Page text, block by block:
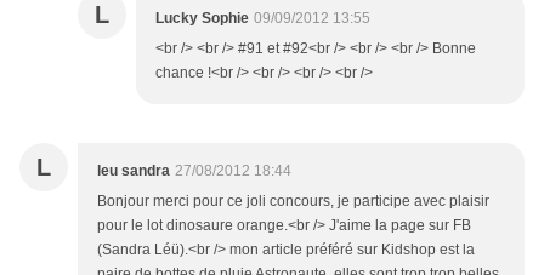
L Lucky Sophie 09/09/2012 13:55
<br /> <br /> #91 et #92<br /> <br /> <br /> Bonne
chance !<br /> <br /> <br /> <br />
L leu sandra 27/08/2012 18:44
Bonjour merci pour ce joli concours, je participe avec plaisir
pour le lot dinosaure orange.<br /> J'aime la page sur FB
(Sandra Léü).<br /> mon article préféré sur Kidshop est la